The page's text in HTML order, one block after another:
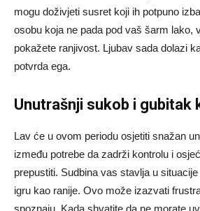
mogu doživjeti susret koji ih potpuno
osobu koja ne pada pod vaš šarm lako,
pokažete ranjivost. Ljubav sada dolazi
potvrda ega.
Unutrašnji sukob i gubitak
Lav će u ovom periodu osjetiti snažan
između potrebe da zadrži kontrolu i
prepustiti. Sudbina vas stavlja u
igru kao ranije. Ovo može izazvati
spoznaju. Kada shvatite da ne morate